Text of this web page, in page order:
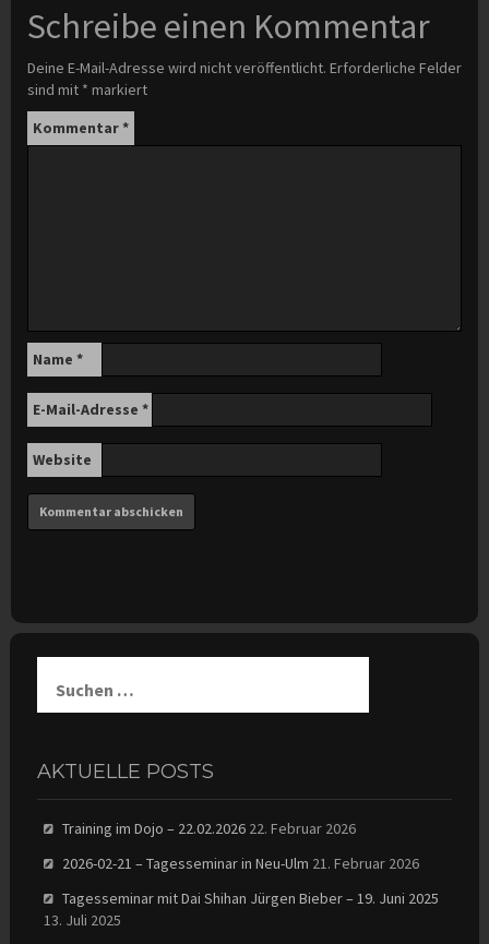
Schreibe einen Kommentar
Deine E-Mail-Adresse wird nicht veröffentlicht. Erforderliche Felder
sind mit * markiert
Kommentar*
Name *
E-Mail-Adresse *
Website
nach:
AKTUELLE POSTS
Training im Dojo – 22.02.2026 22. Februar 2026
2026-02-21 – Tagesseminar in Neu-Ulm 21. Februar 2026
Tagesseminar mit Dai Shihan Jürgen Bieber – 19. Juni 2025
13. Juli 2025